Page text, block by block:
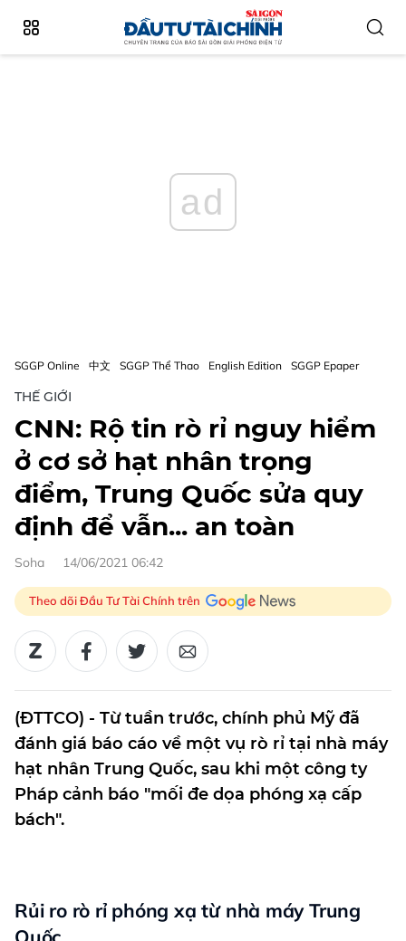
ad
SGGP Online 中文 SGGP Thể Thao English Edition SGGP Epaper
THẾ GIỚI
CNN: Rộ tin rò rỉ nguy hiểm
ở cơ sở hạt nhân trọng
điểm, Trung Quốc sửa quy
định để vẫn... an toàn
Soha 14/06/2021 06:42
Theo dõi Đầu Tư Tài Chính trên
(ĐTTCO) - Từ tuần trước, chính phủ Mỹ đã
đánh giá báo cáo về một vụ rò rỉ tại nhà máy
hạt nhân Trung Quốc, sau khi một công ty
Pháp cảnh báo "mối đe dọa phóng xạ cấp
bách".
Rủi ro rò rỉ phóng xạ từ nhà máy Trung
Quốc